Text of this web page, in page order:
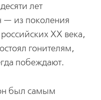
лет
— из поколения
XX века,
гонителям,
побеждают.
был самым